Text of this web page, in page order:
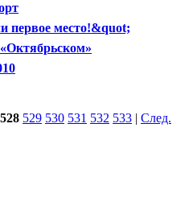
первое место!&quot;
528 529 530 531 532 533 | След.